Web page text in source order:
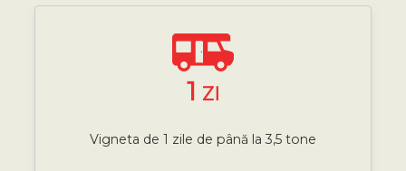
1 ZI
Vigneta de 1 zile de până la 3,5 tone